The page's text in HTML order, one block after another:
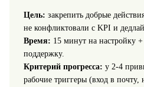
Цель: закрепить добрые
не конфликтовали с KPI и
Время: 15 минут на настройку
поддержку.
Критерий прогресса: у 2-4
рабочие триггеры (вход в почту,